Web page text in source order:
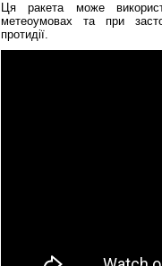
Ця ракета може
метеоумовах та при
протидії.